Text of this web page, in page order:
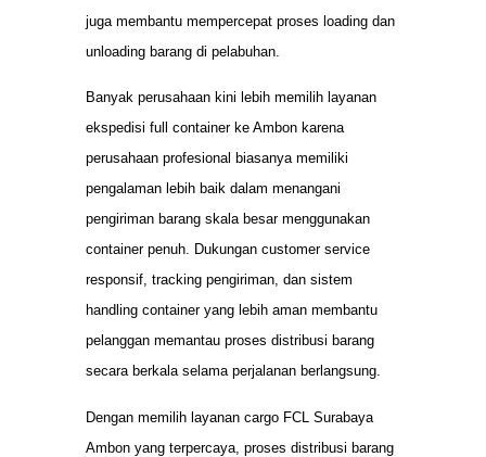
juga membantu mempercepat proses loading dan
unloading barang di pelabuhan.
Banyak perusahaan kini lebih memilih layanan
ekspedisi full container ke Ambon karena
perusahaan profesional biasanya memiliki
pengalaman lebih baik dalam menangani
pengiriman barang skala besar menggunakan
container penuh. Dukungan customer service
responsif, tracking pengiriman, dan sistem
handling container yang lebih aman membantu
pelanggan memantau proses distribusi barang
secara berkala selama perjalanan berlangsung.
Dengan memilih layanan cargo FCL Surabaya
Ambon yang terpercaya, proses distribusi barang